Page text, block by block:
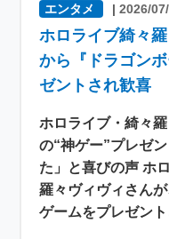
エンタメ |2026/
ホロライブ綺々
から『ドラゴン
ゼントされ歓喜
ホロライブ・綺々
の“神ゲー”プレゼ
た」と喜びの声 ホ
羅々ヴィヴィさん
ゲームをプレゼン